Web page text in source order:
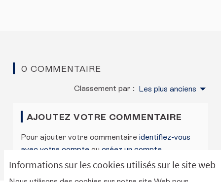
Informations sur les cookies utilisés sur le site web
0 COMMENTAIRE
Classement par : Les plus anciens
AJOUTEZ VOTRE COMMENTAIRE
Pour ajouter votre commentaire identifiez-vous
avec votre compte ou créez un compte